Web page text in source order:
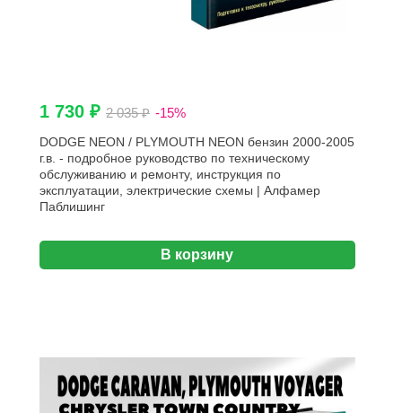
1 730 ₽ 2 035 ₽ -15%
DODGE NEON / PLYMOUTH NEON бензин 2000-2005
г.в. - подробное руководство по техническому
обслуживанию и ремонту, инструкция по
эксплуатации, электрические схемы | Алфамер
Паблишинг
В корзину